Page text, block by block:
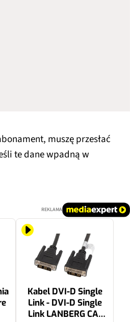
muszę przesłać
te dane wpadną w
REKLAMA
Kabel DVI-D Single
Link - DVI-D Single
Link LANBERG CA-